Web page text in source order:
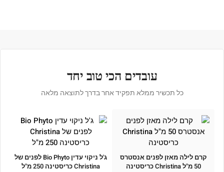
עובדים הכי טוב יחד
כל תכשיר ממלא תפקיד אחר בדרך לתוצאה מלאה
קרם לילה מאזן לפנים אנסטרס
50 מ"ל Christina כריסטינה
ג'ל ניקוי עדין Bio Phyto לפנים של
Christina כריסטינה 250 מ"ל